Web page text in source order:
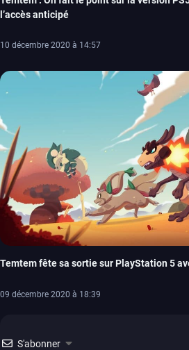
l’accès anticipé
10 décembre 2020 à 14:57
Temtem fête sa sortie sur PlayStation 5
09 décembre 2020 à 18:39
S'abonner